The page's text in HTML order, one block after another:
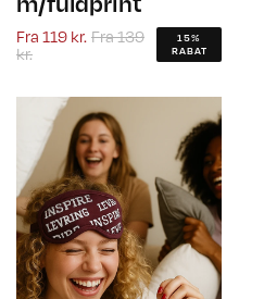
Fra 119 kr. Fra139
kr.
15%
RABAT